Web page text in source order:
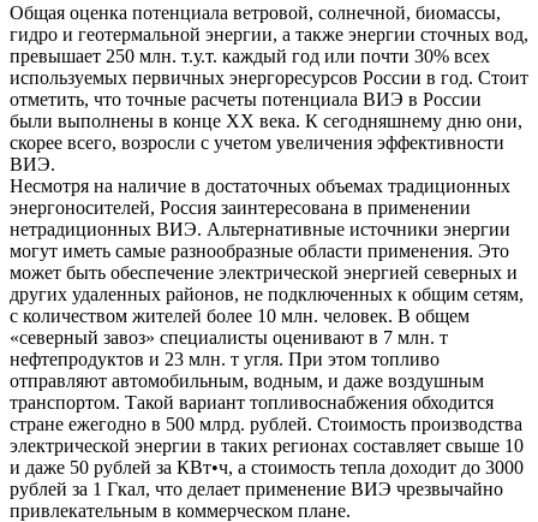
Общая оценка потенциала ветровой, солнечной, биомассы,
гидро и геотермальной энергии, а также энергии сточных вод,
превышает 250 млн. т.у.т. каждый год или почти 30% всех
используемых первичных энергоресурсов России в год. Стоит
отметить, что точные расчеты потенциала ВИЭ в России
были выполнены в конце XX века. К сегодняшнему дню они,
скорее всего, возросли с учетом увеличения эффективности
ВИЭ.
Несмотря на наличие в достаточных объемах традиционных
энергоносителей, Россия заинтересована в применении
нетрадиционных ВИЭ. Альтернативные источники энергии
могут иметь самые разнообразные области применения. Это
может быть обеспечение электрической энергией северных и
других удаленных районов, не подключенных к общим сетям,
с количеством жителей более 10 млн. человек. В общем
«северный завоз» специалисты оценивают в 7 млн. т
нефтепродуктов и 23 млн. т угля. При этом топливо
отправляют автомобильным, водным, и даже воздушным
транспортом. Такой вариант топливоснабжения обходится
стране ежегодно в 500 млрд. рублей. Стоимость производства
электрической энергии в таких регионах составляет свыше 10
и даже 50 рублей за КВт•ч, а стоимость тепла доходит до 3000
рублей за 1 Гкал, что делает применение ВИЭ чрезвычайно
привлекательным в коммерческом плане.